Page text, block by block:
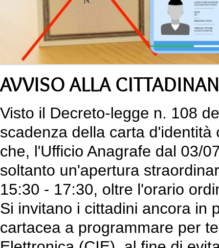
AVVISO ALLA
Visto il Decreto-legge n. 108
scadenza della carta
che, l'Ufficio Anagrafe dal 03/
soltanto un'apertura
15:30 - 17:30, oltre l'orario
Si invitano i cittadini ancora in
cartacea a programmare per